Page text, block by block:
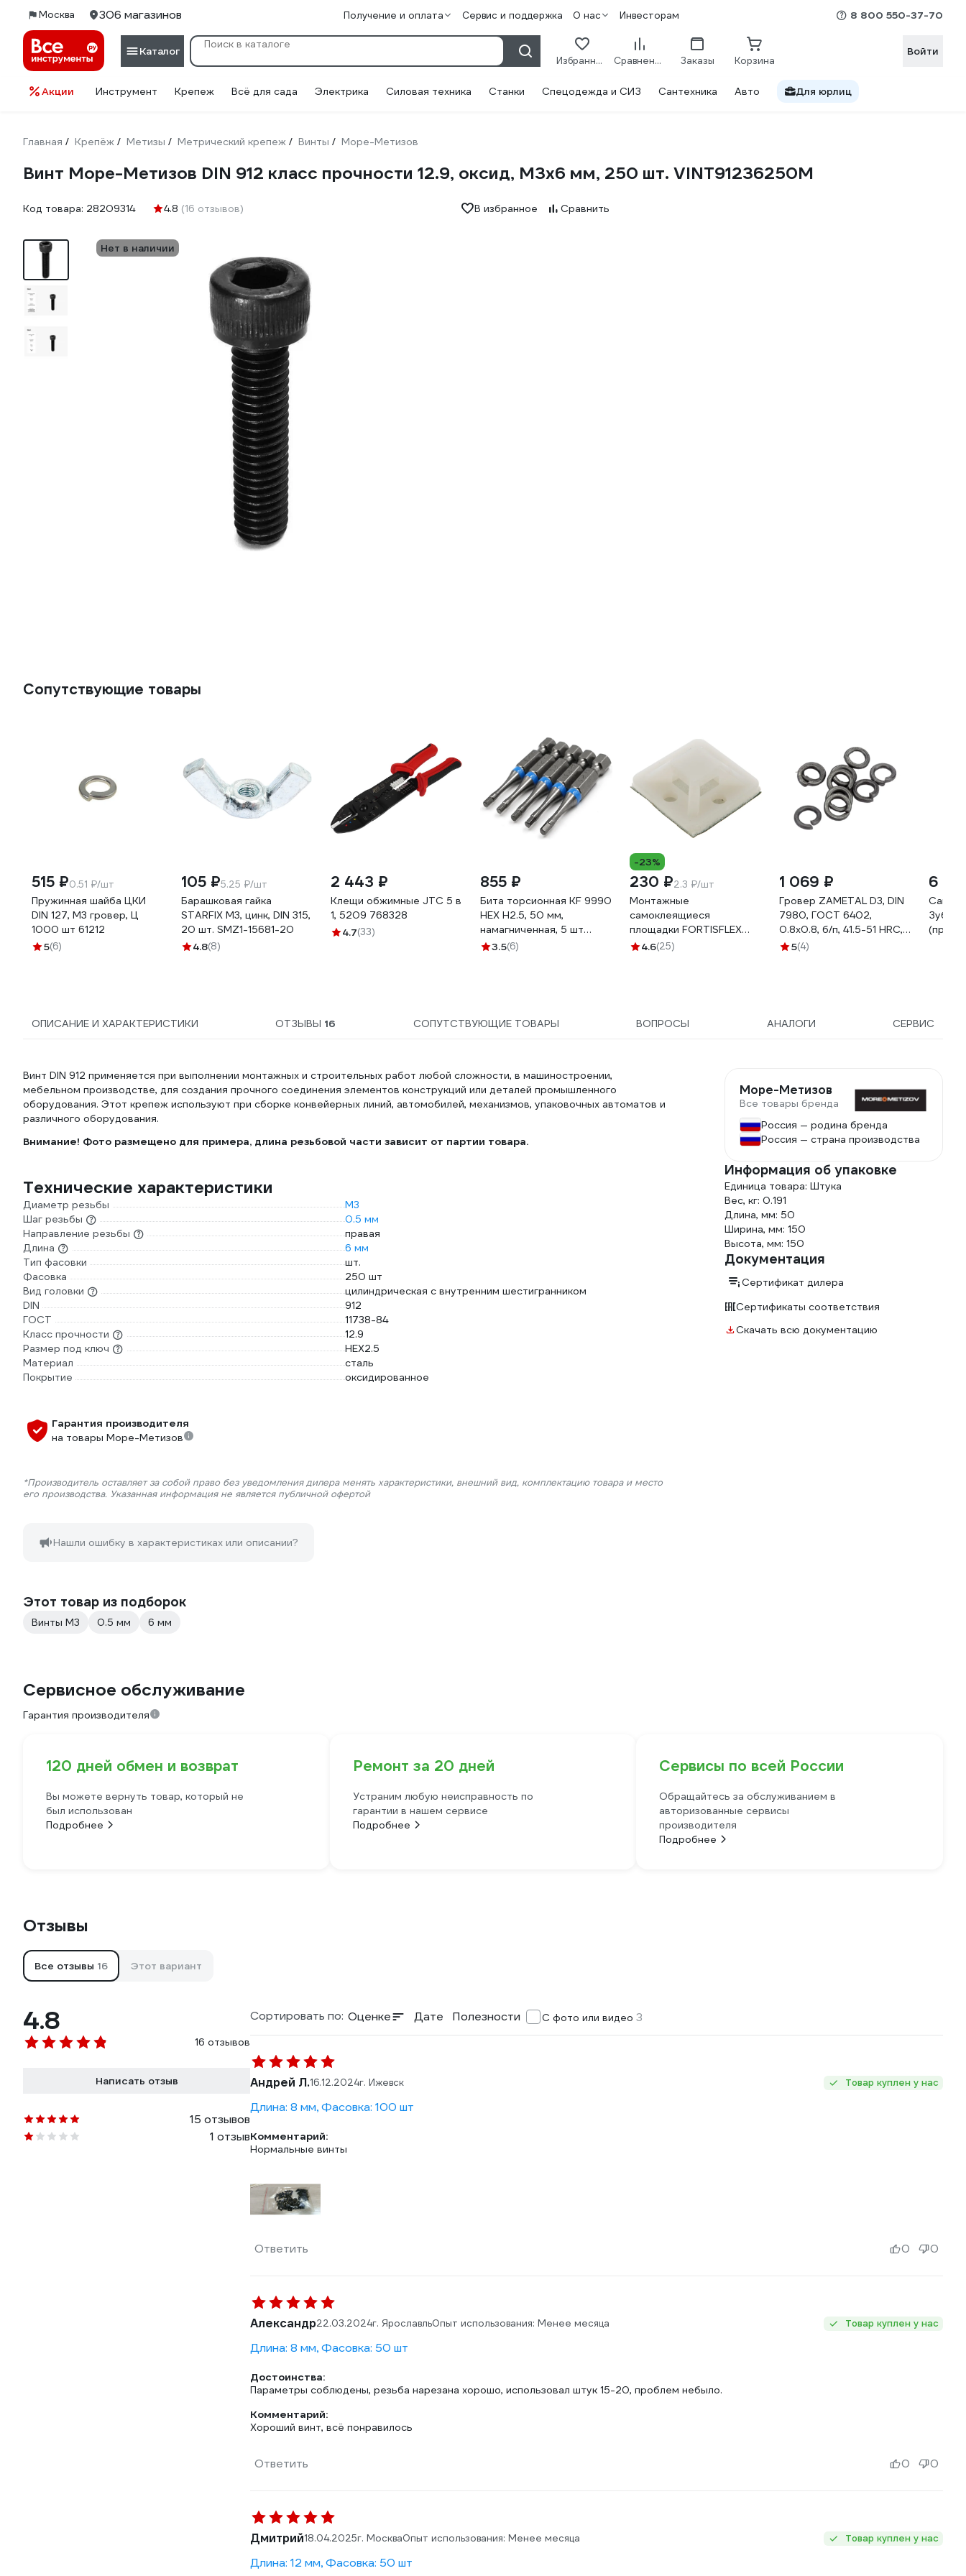
Москва 306 магазинов Получение и оплата Сервис и поддержка О нас Инвесторам 8 800 550-37-70
Каталог
Избранное Сравнение Заказы Корзина
Войти
Акции Инструмент Крепеж Всё для сада Электрика Силовая техника Станки Спецодежда и СИЗ Сантехника Авто Для юрлиц
Главная / Крепёж / Метизы / Метрический крепеж / Винты / Море-Метизов
Винт Море-Метизов DIN 912 класс прочности 12.9, оксид, M3x6 мм, 250 шт. VINT91236250M
Код товара: 28209314 4.8 (16 отзывов) В избранное Сравнить
Нет в наличии
Сопутствующие товары
515 ₽0.51 ₽/шт
Пружинная шайба ЦКИ
DIN 127, М3 гровер, Ц
1000 шт 61212
5(6)
105 ₽5.25 ₽/шт
Барашковая гайка
STARFIX М3, цинк, DIN 315,
20 шт. SMZ1-15681-20
4.8(8)
2 443 ₽
Клещи обжимные JTC 5 в
1, 5209 768328
4.7(33)
855 ₽
Бита торсионная КF 9990
HEX H2.5, 50 мм,
намагниченная, 5 шт
KREPFIELD
3.5(6)
-23%
230 ₽2.3 ₽/шт
Монтажные
самоклеящиеся
площадки FORTISFLEX
ПМС 20х20 белый 100шт
4.6(25)
1 069 ₽
Гровер ZAMETAL D3, DIN
7980, ГОСТ 6402,
0.8x0.8, б/п, 41.5-51 HRC,
уп. 1 кг ZA511843
5(4)
6
Зубр
ОПИСАНИЕ И ХАРАКТЕРИСТИКИ ОТЗЫВЫ 16 СОПУТСТВУЮЩИЕ ТОВАРЫ ВОПРОСЫ АНАЛОГИ СЕРВИС
Винт DIN 912 применяется при выполнении монтажных и строительных работ любой сложности, в машиностроении,
мебельном производстве, для создания прочного соединения элементов конструкций или деталей промышленного
оборудования. Этот крепеж используют при сборке конвейерных линий, автомобилей, механизмов, упаковочных автоматов и
различного оборудования.
Внимание! Фото размещено для примера, длина резьбовой части зависит от партии товара.
Технические характеристики
Диаметр резьбы
М3
Шаг резьбы
0.5 мм
Направление резьбы
правая
Длина
6 мм
Тип фасовки
шт.
Фасовка
250 шт
Вид головки
цилиндрическая с внутренним шестигранником
DIN
912
ГОСТ
11738-84
Класс прочности
12.9
Размер под ключ
HEX2.5
Материал
сталь
Покрытие
оксидированное
Гарантия производителя
на товары Море-Метизов
*Производитель оставляет за собой право без уведомления дилера менять характеристики, внешний вид, комплектацию товара и место
его производства. Указанная информация не является публичной офертой
Нашли ошибку в характеристиках или описании?
Море-Метизов
Все товары бренда
Россия — родина бренда
Россия — страна производства
Информация об упаковке
Единица товара: Штука
Вес, кг: 0.191
Длина, мм: 50
Ширина, мм: 150
Высота, мм: 150
Документация
Сертификат дилера
Сертификаты соответствия
Скачать всю документацию
Этот товар из подборок
Винты М3 0.5 мм 6 мм
Сервисное обслуживание
Гарантия производителя
120 дней обмен и возврат
Вы можете вернуть товар, который не
был использован
Подробнее
Ремонт за 20 дней
Устраним любую неисправность по
гарантии в нашем сервисе
Подробнее
Сервисы по всей России
Обращайтесь за обслуживанием в
авторизованные сервисы
производителя
Подробнее
Отзывы
Все отзывы 16 Этот вариант
4.8
16 отзывов
Написать отзыв
15 отзывов
1 отзыв
Сортировать по: Оценке Дате Полезности С фото или видео 3
Андрей Л.16.12.2024г. Ижевск Товар куплен у нас
Длина: 8 мм, Фасовка: 100 шт
Комментарий:
Нормальные винты
Ответить 0 0
Александр22.03.2024г. ЯрославльОпыт использования: Менее месяца Товар куплен у нас
Длина: 8 мм, Фасовка: 50 шт
Достоинства:
Параметры соблюдены, резьба нарезана хорошо, использовал штук 15-20, проблем небыло.
Комментарий:
Хороший винт, всё понравилось
Ответить 0 0
Дмитрий18.04.2025г. МоскваОпыт использования: Менее месяца Товар куплен у нас
Длина: 12 мм, Фасовка: 50 шт